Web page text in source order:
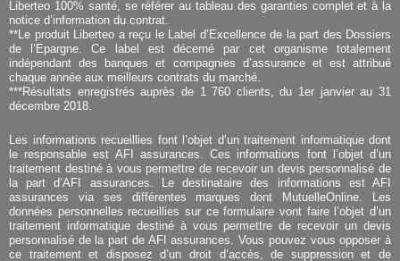
Liberteo 100% santé, se référer au tableau des garanties complet et à la
notice d’information du contrat.
**Le produit Liberteo a reçu le Label d’Excellence de la part des Dossiers
de l’Epargne. Ce label est décerné par cet organisme totalement
indépendant des banques et compagnies d’assurance et est attribué
chaque année aux meilleurs contrats du marché.
***Résultats enregistrés auprès de 1 760 clients, du 1er janvier au 31
décembre 2018.
Les informations recueillies font l’objet d’un traitement informatique dont
le responsable est AFI assurances. Ces informations font l’objet d’un
traitement destiné à vous permettre de recevoir un devis personnalisé de
la part d’AFI assurances. Le destinataire des informations est AFI
assurances via ses différentes marques dont MutuelleOnline. Les
données personnelles recueillies sur ce formulaire vont faire l’objet d’un
traitement informatique destiné à vous permettre de recevoir un devis
personnalisé de la part de AFI assurances. Vous pouvez vous opposer à
ce traitement et disposez d’un droit d’accès, de suppression et de